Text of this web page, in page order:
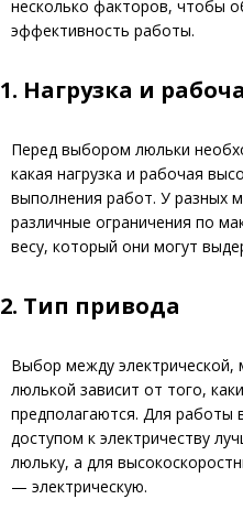
несколько факторов, чтобы
эффективность работы.
1. Нагрузка и
Перед выбором люльки
какая нагрузка и рабочая
выполнения работ. У разных
различные ограничения по
весу, который они могут
2. Тип привода
Выбор между электрической,
люлькой зависит от того,
предполагаются. Для работы
доступом к электричеству
люльку, а для
— электрическую.